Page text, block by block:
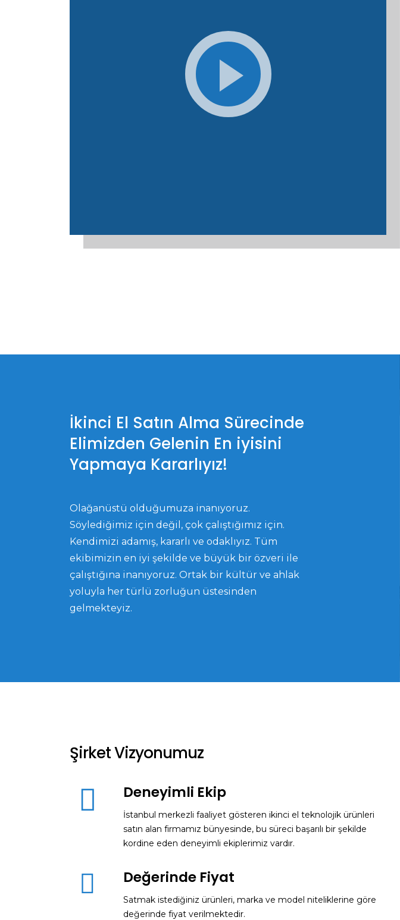
İkinci El Satın Alma Sürecinde
Elimizden Gelenin En iyisini
Yapmaya Kararlıyız!
Olağanüstü olduğumuza inanıyoruz.
Söylediğimiz için değil, çok çalıştığımız için.
Kendimizi adamış, kararlı ve odaklıyız. Tüm
ekibimizin en iyi şekilde ve büyük bir özveri ile
çalıştığına inanıyoruz. Ortak bir kültür ve ahlak
yoluyla her türlü zorluğun üstesinden
gelmekteyiz.
Şirket Vizyonumuz
Deneyimli Ekip
İstanbul merkezli faaliyet gösteren ikinci el teknolojik ürünleri
satın alan firmamız bünyesinde, bu süreci başarılı bir şekilde
kordine eden deneyimli ekiplerimiz vardır.
Değerinde Fiyat
Satmak istediğiniz ürünleri, marka ve model niteliklerine göre
değerinde fiyat verilmektedir.